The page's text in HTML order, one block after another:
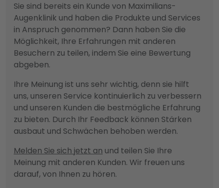
Sie sind bereits ein Kunde von Maximilians-
Augenklinik und haben die Produkte und Services
in Anspruch genommen? Dann haben Sie die
Möglichkeit, Ihre Erfahrungen mit anderen
Besuchern zu teilen, indem Sie eine Bewertung
abgeben.
Ihre Meinung ist uns sehr wichtig, denn sie hilft
uns, unseren Service kontinuierlich zu verbessern
und unseren Kunden die bestmögliche Erfahrung
zu bieten. Durch Ihr Feedback können Stärken
ausbaut und Schwächen behoben werden.
Melden Sie sich jetzt an und teilen Sie Ihre
Meinung mit anderen Kunden. Wir freuen uns
darauf, von Ihnen zu hören.